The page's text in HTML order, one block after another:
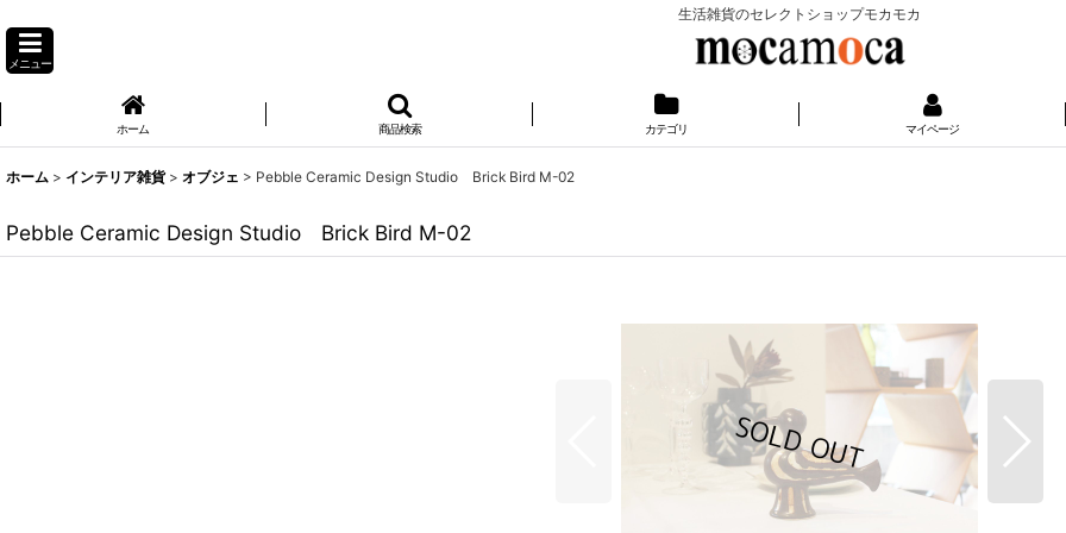
生活雑貨のセレクトショップモカモカ
メニュー
ホーム 商品検索 カテゴリ マイページ
ホーム > インテリア雑貨 > オブジェ > Pebble Ceramic Design Studio Brick Bird M-02
Pebble Ceramic Design Studio Brick Bird M-02